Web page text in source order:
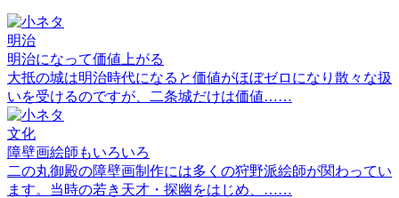
明治
明治になって価値上がる
大抵の城は明治時代になると価値がほぼゼロになり散々な扱
いを受けるのですが、二条城だけは価値……
文化
障壁画絵師もいろいろ
二の丸御殿の障壁画制作には多くの狩野派絵師が関わってい
ます。当時の若き天才・探幽をはじめ、……